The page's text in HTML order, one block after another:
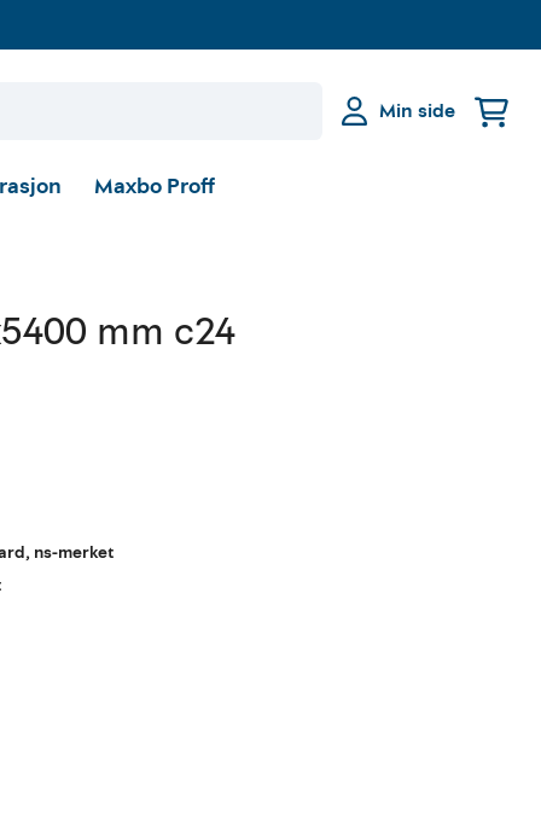
Min side
Maxbo Proff
mm c24
ns-merket